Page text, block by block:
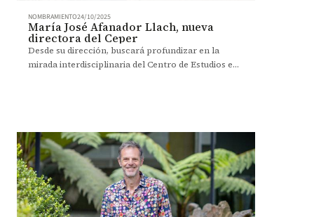
NOMBRAMIENTO24/10/2025
María José Afanador Llach, nueva
directora del Ceper
Desde su dirección, buscará profundizar en la
mirada interdisciplinaria del Centro de Estudios en